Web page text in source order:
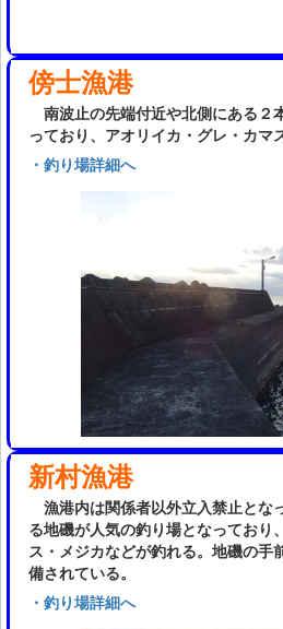
傍士漁港
南波止の先端付近や北側にある２
っており、アオリイカ・グレ・カマ
・釣り場詳細へ
新村漁港
漁港内は関係者以外立入禁止とな
る地磯が人気の釣り場となっており
ス・メジカなどが釣れる。地磯の手
備されている。
・釣り場詳細へ